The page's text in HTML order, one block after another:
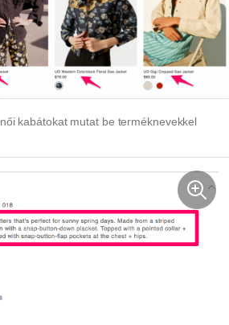
kabátokat mutat be terméknevekkel